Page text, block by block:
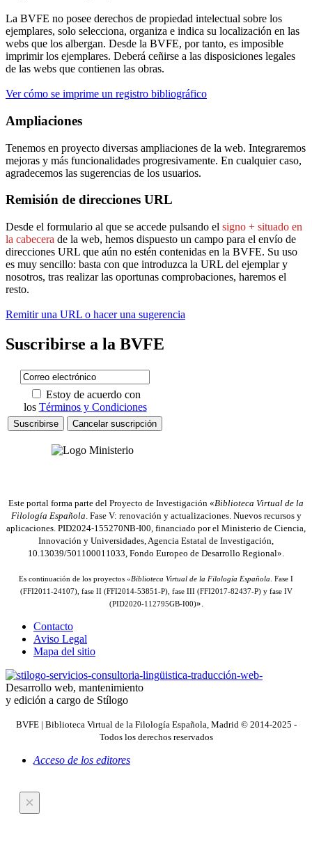
La BVFE no posee derechos de propiedad intelectual sobre los
ejemplares, solo selecciona, organiza e indica su localización en las
webs que los albergan. Desde la BVFE, por tanto, es imposible
imprimir los ejemplares. Deberá ceñirse a las disposiciones legales
de las webs que contienen las obras.
Ver cómo se imprime un registro bibliográfico
Ampliaciones
Tenemos en proyecto diversas ampliaciones de la web. Integraremos
mejoras y más funcionalidades progresivamente. En cualquier caso,
agradecemos las sugerencias de los usuarios.
Remisión de direcciones URL
Desde el formulario al que se accede pulsando el signo + situado en
la cabecera de la web, hemos dispuesto un campo para el envío de
direcciones URL que aún no estén contenidas en la BVFE. Su uso
es muy sencillo: basta con que introduzca la URL del ejemplar y
nosotros, tras realizar las oportunas comprobaciones, haremos el
resto.
Remitir una URL o hacer una sugerencia
Suscribirse a la BVFE
Estoy de acuerdo con
los Términos y Condiciones
Este portal forma parte del Proyecto de Investigación «Biblioteca Virtual de la
Filología Española . Fase V: renovación y actualizaciones. Nuevos recursos y
aplicaciones. PID2024-155270NB-I00, financiado por el Ministerio de Ciencia,
Innovación y Universidades, Agencia Estatal de Investigación,
10.13039/501100011033, Fondo Europeo de Desarrollo Regional».
Es continuación de los proyectos «Biblioteca Virtual de la Filología Española . Fase I
(FFI2011-24107), fase II (FFI2014-53851-P), fase III (FFI2017-82437-P) y fase IV
(PID2020-112795GB-I00)».
Contacto
Aviso Legal
Mapa del sitio
Desarrollo web, mantenimiento
y edición a cargo de Stílogo
BVFE | Biblioteca Virtual de la Filología Española, Madrid © 2014-2025 -
Todos los derechos reservados
Acceso de los editores
×